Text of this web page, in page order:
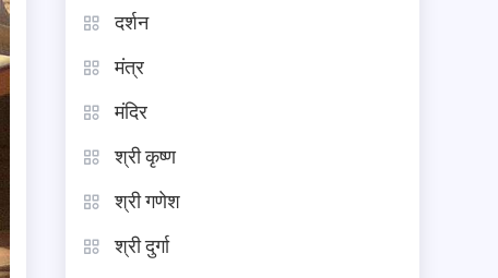
दर्शन
मंत्र
मंदिर
श्री कृष्ण
श्री गणेश
श्री दुर्गा